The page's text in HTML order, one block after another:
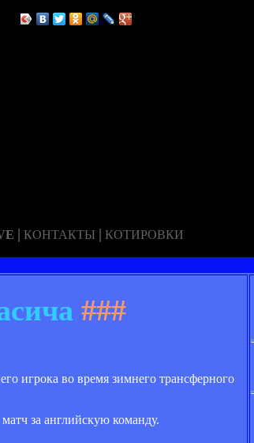
| КОНТАКТЫ | КОТИРОВКИ
###
игрока во время зимнего трансферного
за английскую команду.